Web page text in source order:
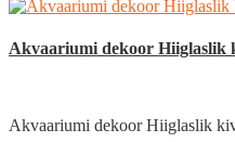
Akvaariumi dekoor Hiiglaslik
Akvaariumi dekoor Hiiglaslik